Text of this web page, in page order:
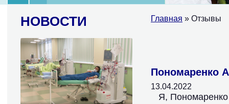
Главная » Отзывы
Пономаренко
13.04.2022
Я,
Страницы
НОВОСТИ